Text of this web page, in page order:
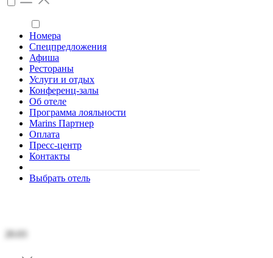
Номера
Спецпредложения
Афиша
Рестораны
Услуги и отдых
Конференц-залы
Об отеле
Программа лояльности
Marins Партнер
Оплата
Пресс-центр
Контакты
Выбрать отель
20.03